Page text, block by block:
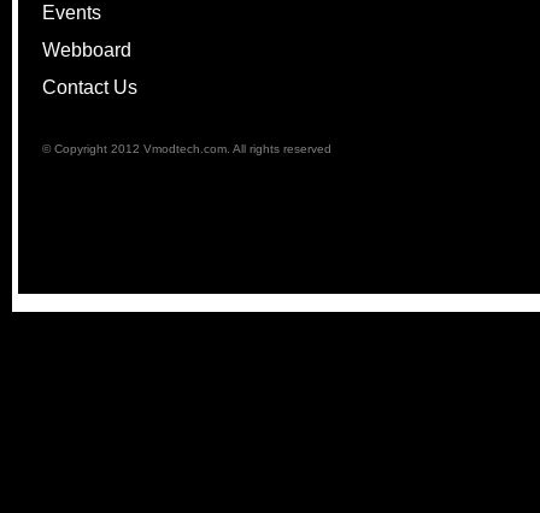
Events
Webboard
Contact Us
© Copyright 2012 Vmodtech.com. All rights reserved